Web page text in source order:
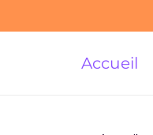
Accueil